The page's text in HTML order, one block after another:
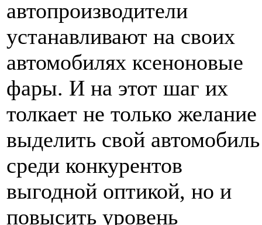
автопроизводители
устанавливают на своих
автомобилях ксеноновые
фары. И на этот шаг их
толкает не только желание
выделить свой автомобиль
среди конкурентов
выгодной оптикой, но и
повысить уровень